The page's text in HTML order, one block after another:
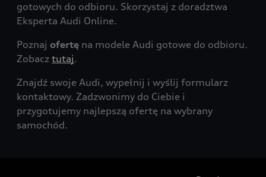
gotowych do odbioru. Skorzystaj z doradztwa
Eksperta Audi Online.
Poznaj ofertę na modele Audi gotowe do odbioru.
Zobacz tutaj.
Znajdź swoje Audi, wypełnij i wyślij formularz
kontaktowy. Zadzwonimy do Ciebie i
przygotujemy najlepszą ofertę na wybrany
samochód.